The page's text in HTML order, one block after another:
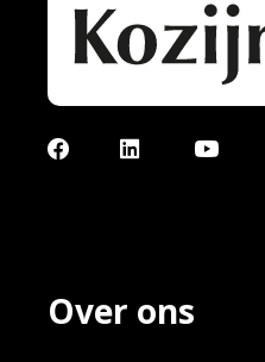
FacebookLinkedIn
Over ons